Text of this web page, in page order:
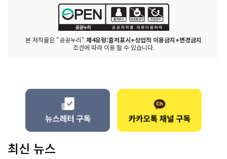
본 저작물은 "공공누리" 제4유형:출처표시+상업적 이용금지+변경금지
조건에 따라 이용 할 수 있습니다.
최신 뉴스